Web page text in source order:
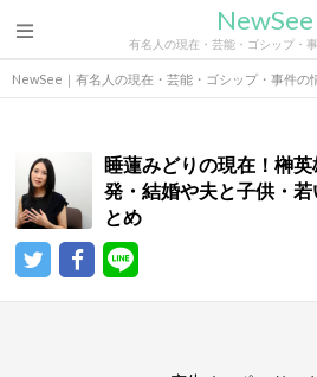
NewSee
有名人の現在・芸能・ゴシップ・
NewSee｜有名人の現在・芸能・ゴシップ・事件の
睡蓮みどりの現在！榊
発・結婚や夫と子供・
とめ